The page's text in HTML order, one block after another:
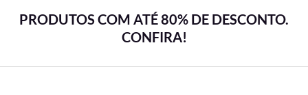
PRODUTOS COM ATÉ 80% DE DESCONTO.
CONFIRA!